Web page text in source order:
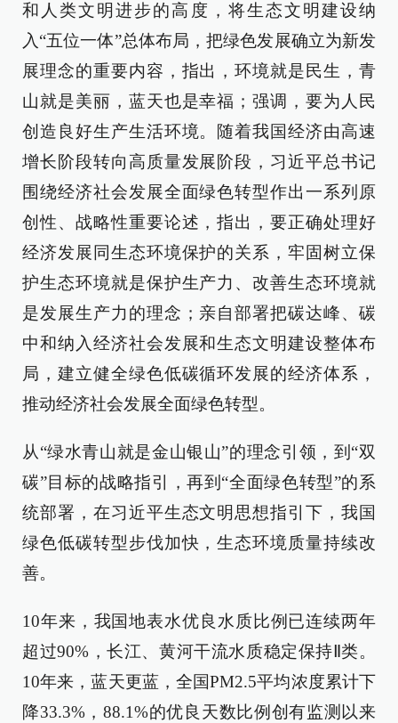
和人类文明进步的高度，将生态文明建设纳
入“五位一体”总体布局，把绿色发展确立为新发
展理念的重要内容，指出，环境就是民生，青
山就是美丽，蓝天也是幸福；强调，要为人民
创造良好生产生活环境。随着我国经济由高速
增长阶段转向高质量发展阶段，习近平总书记
围绕经济社会发展全面绿色转型作出一系列原
创性、战略性重要论述，指出，要正确处理好
经济发展同生态环境保护的关系，牢固树立保
护生态环境就是保护生产力、改善生态环境就
是发展生产力的理念；亲自部署把碳达峰、碳
中和纳入经济社会发展和生态文明建设整体布
局，建立健全绿色低碳循环发展的经济体系，
推动经济社会发展全面绿色转型。
从“绿水青山就是金山银山”的理念引领，到“双
碳”目标的战略指引，再到“全面绿色转型”的系
统部署，在习近平生态文明思想指引下，我国
绿色低碳转型步伐加快，生态环境质量持续改
善。
10年来，我国地表水优良水质比例已连续两年
超过90%，长江、黄河干流水质稳定保持Ⅱ类。
10年来，蓝天更蓝，全国PM2.5平均浓度累计下
降33.3%，88.1%的优良天数比例创有监测以来